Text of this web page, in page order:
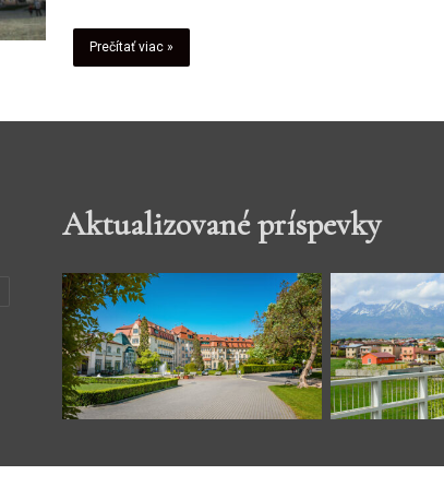
Prečítať viac »
Aktualizované príspevky